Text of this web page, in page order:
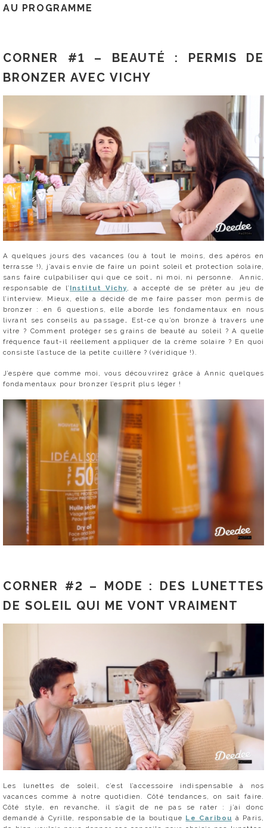
AU PROGRAMME
CORNER #1 – BEAUTÉ : PERMIS DE
BRONZER AVEC VICHY
A quelques jours des vacances (ou à tout le moins, des apéros en
terrasse !), j’avais envie de faire un point soleil et protection solaire,
sans faire culpabiliser qui que ce soit… ni moi, ni personne. Annic,
responsable de l’ Institut Vichy, a accepté de se prêter au jeu de
l’interview. Mieux, elle a décidé de me faire passer mon permis de
bronzer : en 6 questions, elle aborde les fondamentaux en nous
livrant ses conseils au passage… Est-ce qu’on bronze à travers une
vitre ? Comment protéger ses grains de beauté au soleil ? A quelle
fréquence faut-il réellement appliquer de la crème solaire ? En quoi
consiste l’astuce de la petite cuillère ? (véridique !).
J’espère que comme moi, vous découvrirez grâce à Annic quelques
fondamentaux pour bronzer l’esprit plus léger !
CORNER #2 – MODE : DES LUNETTES
DE SOLEIL QUI ME VONT VRAIMENT
Les lunettes de soleil, c’est l’accessoire indispensable à nos
vacances comme à notre quotidien. Côté tendances, on sait faire.
Côté style, en revanche, il s’agit de ne pas se rater : j’ai donc
demandé à Cyrille, responsable de la boutique Le Caribou à Paris,